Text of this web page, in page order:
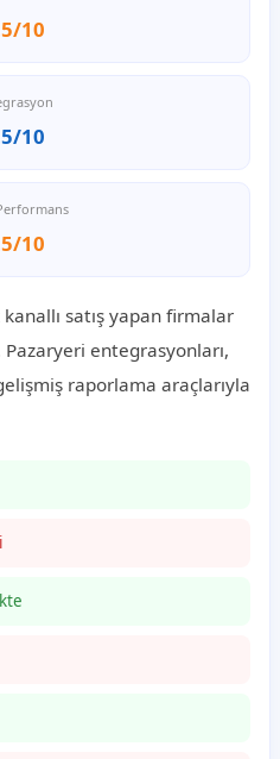
10
10
10
satış yapan firmalar
entegrasyonları,
raporlama araçlarıyla